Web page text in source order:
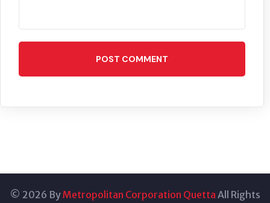
POST COMMENT
© 2026 ByMetropolitan Corporation Quetta All Rights